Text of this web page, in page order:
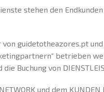
stehen den
von guidetotheazores.pt
betrieben
die Buchung von
und dem